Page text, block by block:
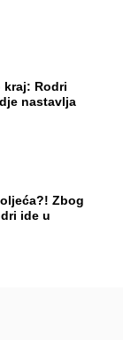
kraj: Rodri
nastavlja
Zbog
ide u